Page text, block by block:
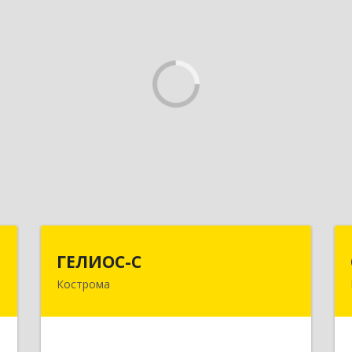
ГЕЛИОС-С
Кострома
156026, Костромская обл, г.о. город